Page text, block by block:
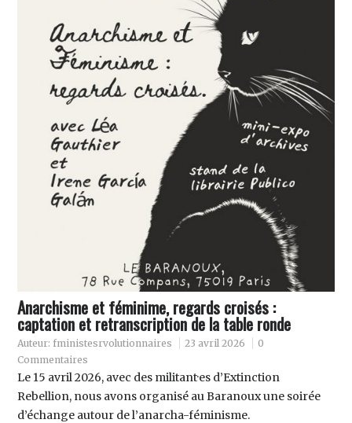
Anarchisme et féminime, regards croisés :
captation et retranscription de la table ronde
Auteur: fministesrvolutionnaires 23 avril 2026
0
Commentaires
Le 15 avril 2026, avec des militant·es d’Extinction
Rebellion, nous avons organisé au Baranoux une soirée
d’échange autour de l’anarcha-féminisme.